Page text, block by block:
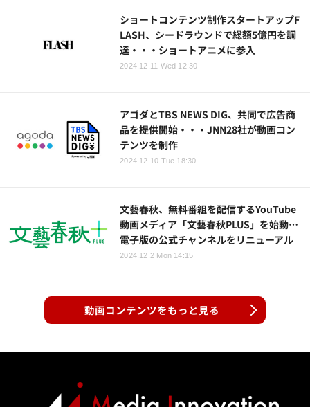
ショートコンテンツ制作スタートアップF
LASH、シードラウンドで総額5億円を調
達・・・ショートアニメに参入
2024.12.11 Wed 12:30
アゴダとTBS NEWS DIG、共同で広告商
品を提供開始・・・JNN28社が動画コン
テンツを制作
2024.12.10 Tue 18:30
文藝春秋、無料番組を配信するYouTube
動画メディア「文藝春秋PLUS」を始動…
電子版の公式チャンネルをリニューアル
2024.12.2 Mon 14:15
動画コンテンツをもっと見る